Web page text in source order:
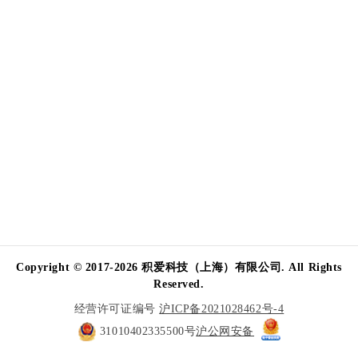
Copyright © 2017-2026 积爱科技（上海）有限公司. All Rights
Reserved.
经营许可证编号沪ICP备2021028462号-4
31010402335500号沪公网安备